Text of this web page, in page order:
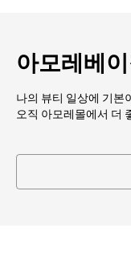
아모레베
나의 뷰티 일상에 기본
오직 아모레몰에서 더